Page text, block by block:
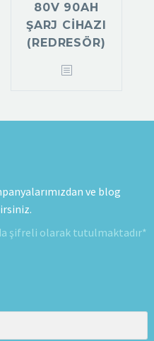
80V 90AH
ŞARJ CIHAZI
(REDRESÖR)
ve blog
şifreli olarak tutulmaktadır*